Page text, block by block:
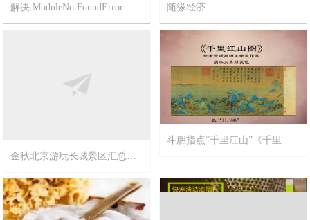
随缘经济
斗胆指点“千里江山”《千里江山图》北宋宫廷画师王希孟作品